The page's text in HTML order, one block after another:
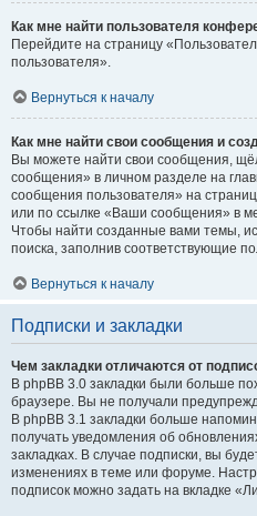
Как мне найти пользователя
Перейдите на страницу
пользователя».
Вернуться к началу
Как мне найти свои сообщения и
Вы можете найти свои сообщения,
сообщения» в личном разделе на
сообщения пользователя» на
или по ссылке «Ваши сообщения» в
Чтобы найти созданные вами темы,
поиска, заполнив соответствующие
Вернуться к началу
Подписки и закладки
Чем закладки отличаются от
В phpBB 3.0 закладки были больше
браузере. Вы не получали
В phpBB 3.1 закладки больше
получать уведомления об
закладках. В случае подписки, вы
изменениях в теме или форуме.
подписок можно задать на вкладке